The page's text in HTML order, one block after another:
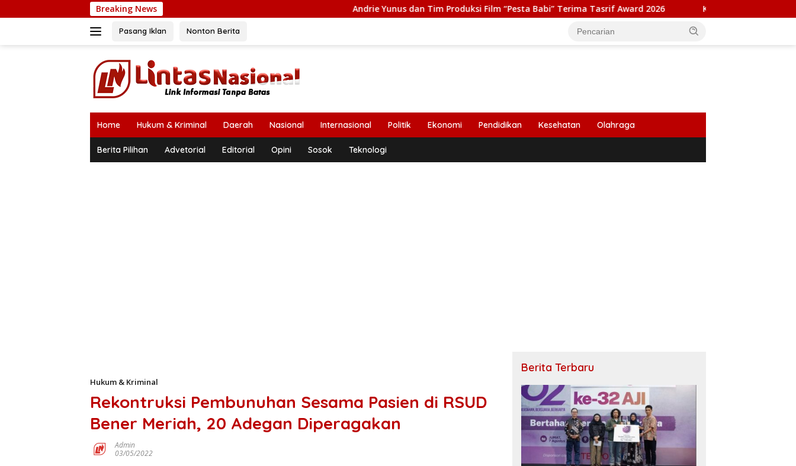
ke
Breaking News Andrie Yunus dan Tim Produksi Film “Pesta Babi” Terima Tasrif Award 2026 Kapolresta Banda Aceh dan Kasat
Pasang Iklan Nonton Berita
Home Hukum & Kriminal Daerah Nasional Internasional Politik Ekonomi Pendidikan Kesehatan Olahraga
Berita Pilihan Advetorial Editorial Opini Sosok Teknologi
Hukum & Kriminal
Rekontruksi Pembunuhan Sesama Pasien di RSUD
Bener Meriah, 20 Adegan Diperagakan
Admin
03/05/2022
Berita Terbaru